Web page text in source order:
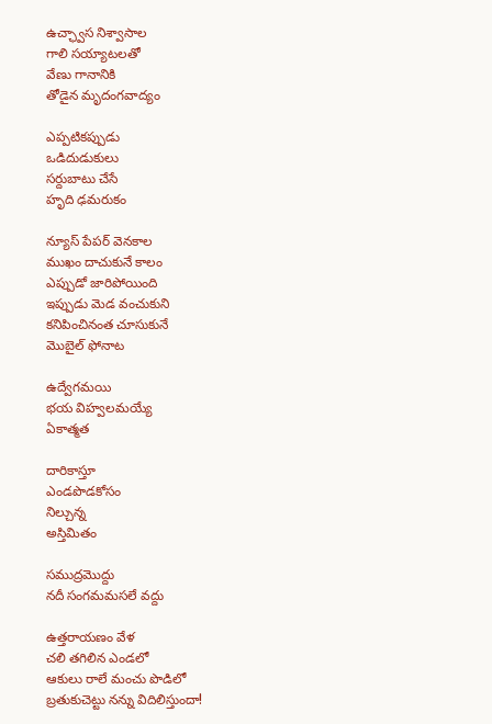
ఉచ్ఛ్వాస నిశ్వాసాల
గాలి సయ్యాటలతో
వేణు గానానికి
తోడైన మృదంగవాద్యం
ఎప్పటికప్పుడు
ఒడిదుడుకులు
సర్దుబాటు చేసే
హృది ఢమరుకం
న్యూస్ పేపర్ వెనకాల
ముఖం దాచుకునే కాలం
ఎప్పుడో జారిపోయింది
ఇప్పుడు మెడ వంచుకుని
కనిపించినంత చూసుకునే
మొబైల్ ఫోనాట
ఉద్వేగమయి
భయ విహ్వలమయ్యే
ఏకాత్మత
దారికాస్తూ
ఎండపొడకోసం
నిల్చున్న
అస్తిమితం
సముద్రమొద్దు
నదీ సంగమమసలే వద్దు
ఉత్తరాయణం వేళ
చలి తగిలిన ఎండలో
ఆకులు రాలే మంచు పొడిలో
బ్రతుకుచెట్టు నన్ను విదిలిస్తుందా!